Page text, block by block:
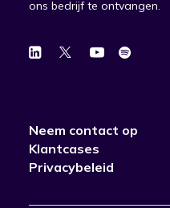
ons bedrijf te ontvangen.
Neem contact op
Klantcases
Privacybeleid